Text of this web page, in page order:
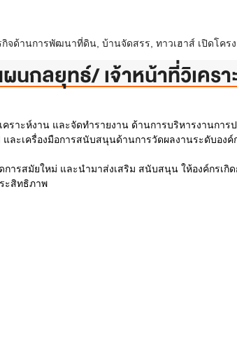
านการพัฒนาที่ดิน, บ้านจัดสรร, ทาวเฮาส์ เปิดโครง
นกลยุทธ์/ เจ้าหน้าที่วิเคร
าะห์งาน และจัดทำรายงาน ด้านการบริหารงานกา
และเครื่องมือการสนับสนุนด้านการวัดผลงานระดับองค์
ารสมัยใหม่ และนำมาส่งเสริม สนับสนุน ให้องค์กรเกิ
ะสิทธิภาพ